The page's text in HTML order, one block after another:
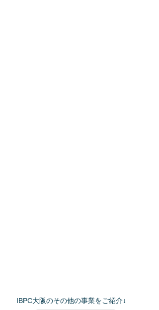
IBPC大阪のその他の事業をご紹介↓